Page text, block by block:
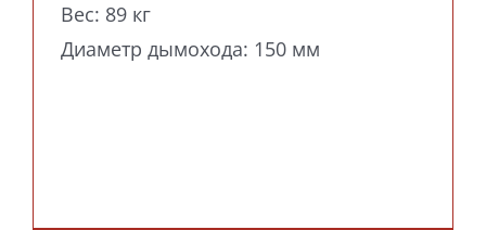
Вес: 89 кг
Диаметр дымохода: 150 мм